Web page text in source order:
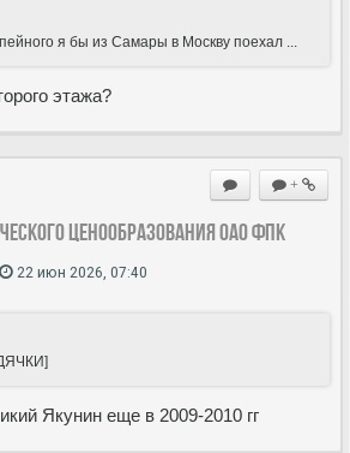
я бы из Самары в Москву поехал ...
этажа?
+
ценообразования ОАО ФПК
22 июн 2026, 07:40
Якунин еще в 2009-2010 гг